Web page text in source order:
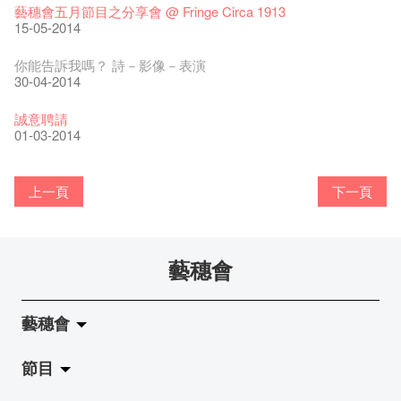
14-12-2021
09-07-2021
05-03-2021
4月21日(星期二)重新開放
16-04-2020
暫時關閉作深層清潔和靜修
03-04-2020
我們的辣椒小故事 Part 2
23-03-2020
那位女士走了
02-07-2019
走向自由
17-06-2019
新年快樂 | 農曆新年開放時間
青菜沙律 - 也斯
WANTED - 項目統籌
Pop-up Symphonic Artbar
26-11-2017
24-11-2017
02-11-2017
【當昌哥架生房碰上藝穗會】
藝穗會—借來的時間 - Metropop
Sold Out In 7 Minutes! C.J.Hendry @ the Fringe
21-03-2017
聘請: 藝穗會藝術行政實習生
07-03-2017
''Happiness, not in another place, but in this place; not for
another hour, but this hour." Walt Whitma
【藝穗會的20個秘密】#19 主廚Joe的故事
25-11-2016
【藝穗會的20個秘密】 #18 素食午餐的歷史由來
22-11-2016
藝穗會的20個秘密】#17 有幾多級樓梯？
18-11-2016
👻 Halloween Special【藝穗會的20個秘密】#10 關於更衣室的
鬼傳聞
27-10-2016
【藝穗會的20個秘密】 #09 為什麼藝穗會的畫廊叫陳麗玲畫
廊？
有關演出取消
第三場導賞員工作坊精彩片段
【藝穗會的20個秘密】#04 誰設計藝穗會Logos?
【藝穗會的20個秘密】#03 藝穗會名字的由來
12-08-2016
09-08-2016
25-07-2016
暫停開放通知
02-03-2016
藝穗默劇實驗室主席 - Owen Lee
01-03-2016
舞蹈家 - Andy Wong
25-02-2016
熱情滿載的色士風手: 孫穎麟
圖利古爾2016［無界］巡演
風欲靜－杜可風X許靜聯展
香港回歸 十八周年 展 開幕
01-07-2015
藝術公社 x C&G x 藝穗會第一次會議
08-06-2015
試過冰窖的新menu了嗎？
20-05-2015
Series of "Water"
18-03-2015
Benny和黃玉龍
17-03-2015
2015-2016 藝術場地資助計劃
17-03-2015
「你是我的唯一」
13-02-2015
「一睡解千愁，夢中找自由」藝術家劉智倫@本地薑
11-02-2015
跟大家介紹中大的實習生Gloria and Anthony!
05-02-2015
Benefit Cosmetics - 新品發佈會@畫廊
13-01-2015
Colette's之晚餐!
12-01-2015
愛這片綠!
08-01-2015
榮獲「韓國十月文化節」嘉許獎
15-12-2014
“Artists in search of ghosts in fringe underground”
13-12-2014
與義工初會！
11-12-2014
冰窖午餐日記！
28-11-2014
想知道Joon在分享甚麼嗎？
26-11-2014
實習生們畢業了！
25-11-2014
忙裡偷閒之下午茶時間！
05-11-2014
工作假期—飲食業工作機會
04-11-2014
探索「琥珀廳之謎」！
31-10-2014
藝穗會五月節目之分享會 @ Fringe Circa 1913
15-05-2014
你能告訴我嗎？ 詩－影像－表演
30-04-2014
誠意聘請
01-03-2014
攝影廊變身Colette's Bar 12:00-00:00
17-02-2014
上一頁 下一頁
藝穗會
藝穗會
關於藝穗會
節目